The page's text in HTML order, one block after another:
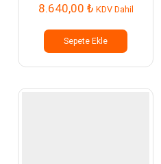
8.640,00 ₺ KDV Dahil
Sepete Ekle